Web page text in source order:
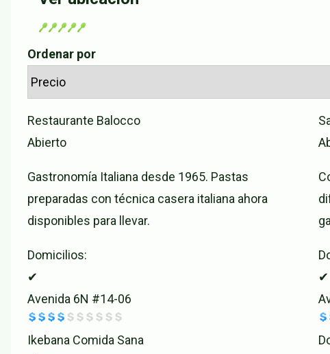
Ordenar por
Restaurante Balocco
Abierto
Gastronomía Italiana desde 1965. Pastas
preparadas con técnica casera italiana ahora
disponibles para llevar.
Domicilios:
✔
Avenida 6N #14-06
✔
Ikebana Comida Sana